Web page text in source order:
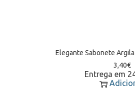
Elegante Sabonete
3,40€
Entrega em